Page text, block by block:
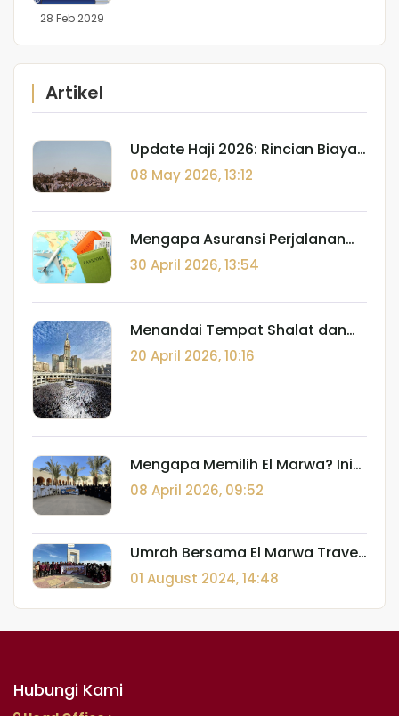
28 Feb 2029
Artikel
Update Haji 2026: Rincian Biaya,
Kuota Indonesia, dan Tips
Berangkat
08 May 2026, 13:12
Mengapa Asuransi Perjalanan
Komersial HARAM? (Fatwa
Lajnah Daimah)
30 April 2026, 13:54
Menandai Tempat Shalat dan
Batasan I'tikaf: Panduan Fiqh
Spasial di Tanah Suci
20 April 2026, 10:16
Mengapa Memilih El Marwa? Ini
Keunggulan Umroh yang
Membuat Ibadah Nyaman
dalam Pelayanan
08 April 2026, 09:52
Umrah Bersama El Marwa Travel
adalah pilihan Terbaik untuk
Perjalanan Spiritual Anda
01 August 2024, 14:48
Hubungi Kami